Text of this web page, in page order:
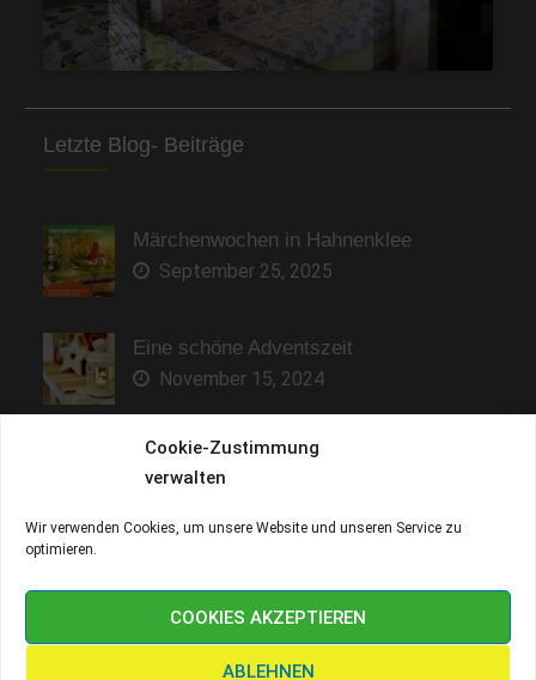
Cookie-Zustimmung
verwalten
Wir verwenden Cookies, um unsere Website und unseren Service zu
optimieren.
COOKIES AKZEPTIEREN
ABLEHNEN
Letzte Blog- Beiträge
Märchenwochen in Hahnenklee
September 25, 2025
Eine schöne Adventszeit
November 15, 2024
Sonne genießen und entspannen
Mai 9, 2023
reserved.